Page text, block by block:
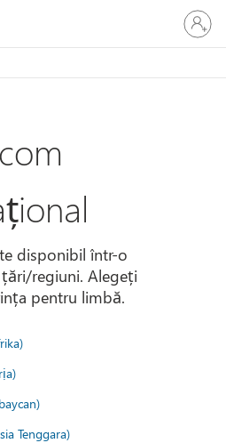
vă
la
dvs.
disponibil într-o
regiuni. Alegeți
pentru limbă.
Tenggara)